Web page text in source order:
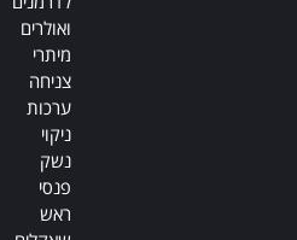
ואולרים
מיתרי
צניחה
ערכות
ניקוי
נשק
פנסי
ראש